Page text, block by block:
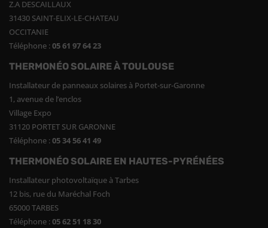
Z.A DESCAILLAUX
31430 SAINT-ELIX-LE-CHATEAU
OCCITANIE
Téléphone :05 61 97 64 23
THERMONÉO SOLAIRE À TOULOUSE
Installateur de panneaux solaires à Portet-sur-Garonne
1, avenue de l’enclos
Village Expo
31120 PORTET SUR GARONNE
Téléphone :05 34 56 41 49
THERMONÉO SOLAIRE EN HAUTES-PYRÉNÉES
Installateur photovoltaïque à Tarbes
12 bis, rue du Maréchal Foch
65000 TARBES
Téléphone :05 62 51 18 30